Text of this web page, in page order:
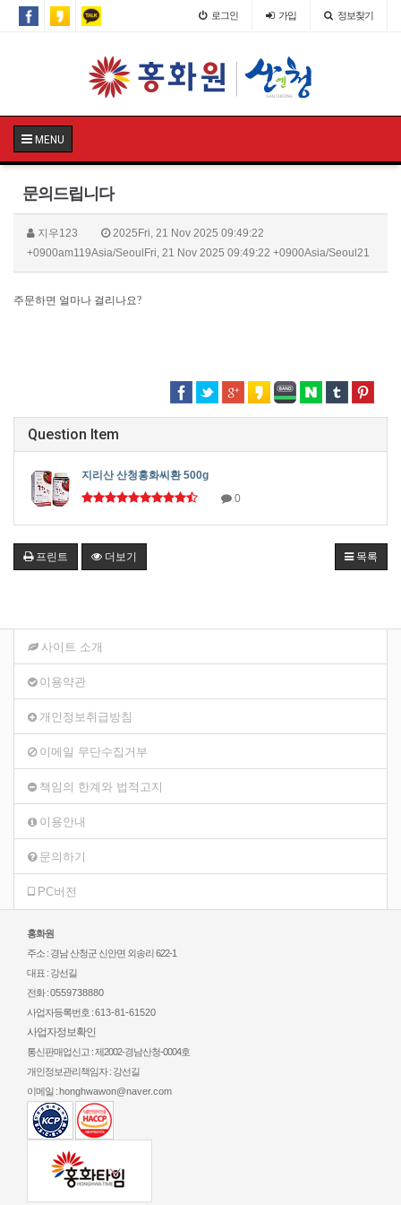
로그인 가입 정보찾기
MENU
문의드립니다
지우123
2025Fri, 21 Nov 2025 09:49:22
+0900am119Asia/SeoulFri, 21 Nov 2025 09:49:22 +0900Asia/Seoul21
주문하면 얼마나 걸리나요?
LG
인
Question Item
지리산 산청홍화씨환 500g
0
프린트 더보기 목록
사이트 소개
이용약관
개인정보취급방침
이메일 무단수집거부
책임의 한계와 법적고지
이용안내
문의하기
PC버전
홍화원
주소 : 경남 산청군 신안면 외송리 622-1
대표 : 강선길
전화 :0559738880
사업자등록번호 :613-81-61520
사업자정보확인
통신판매업신고 : 제2002-경남산청-0004호
개인정보관리책임자 : 강선길
이메일 : honghwawon@naver.com